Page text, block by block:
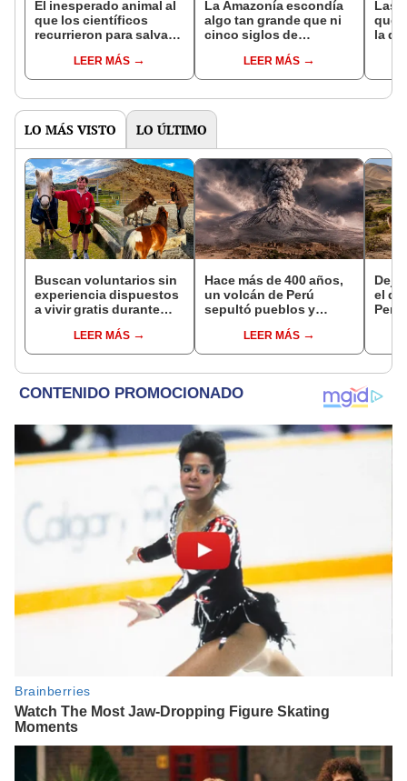
El inesperado animal al
que los científicos
recurrieron para salvar
reintroducción de un
asno salvaje está
en un paisaje con más
vida
LEER MÁS
La Amazonía escondía
algo tan grande que ni
cinco siglos de
encontrarlo: el hallazgo
podría cambiar todo lo
pasado
LEER MÁS
Las
que
la de
LO MÁS VISTO LO ÚLTIMO
Buscan voluntarios sin
experiencia dispuestos
a vivir gratis durante
cuidar caballos, burros
y otros animales
LEER MÁS
Hace más de 400 años,
un volcán de Perú
sepultó pueblos y
veranos más fríos de la
historia: sigue bajo
LEER MÁS
Dejó
el